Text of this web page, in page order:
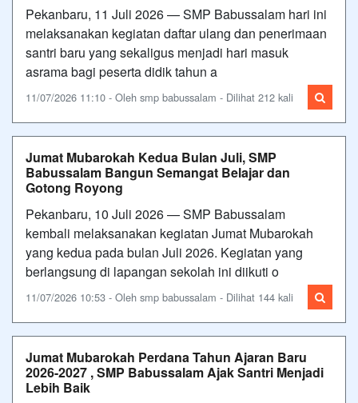
Pekanbaru, 11 Juli 2026 — SMP Babussalam hari ini
melaksanakan kegiatan daftar ulang dan penerimaan
santri baru yang sekaligus menjadi hari masuk
asrama bagi peserta didik tahun a
11/07/2026 11:10 - Oleh smp babussalam - Dilihat 212 kali
Jumat Mubarokah Kedua Bulan Juli, SMP
Babussalam Bangun Semangat Belajar dan
Gotong Royong
Pekanbaru, 10 Juli 2026 — SMP Babussalam
kembali melaksanakan kegiatan Jumat Mubarokah
yang kedua pada bulan Juli 2026. Kegiatan yang
berlangsung di lapangan sekolah ini diikuti o
11/07/2026 10:53 - Oleh smp babussalam - Dilihat 144 kali
Jumat Mubarokah Perdana Tahun Ajaran Baru
2026-2027 , SMP Babussalam Ajak Santri Menjadi
Lebih Baik